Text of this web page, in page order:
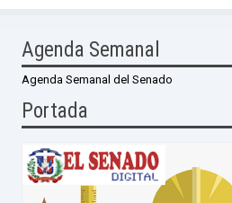
Agenda Semanal
Agenda Semanal del Senado
Portada